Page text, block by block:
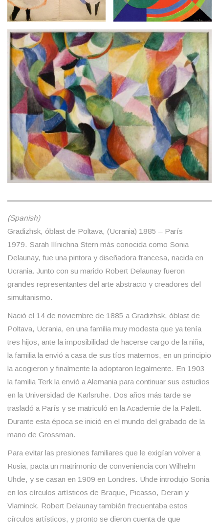
(Spanish)
Gradizhsk, óblast de Poltava, (Ucrania) 1885 – París
1979. Sarah Ilínichna Stern más conocida como Sonia
Delaunay, fue una pintora y diseñadora francesa, nacida en
Ucrania. Junto con su marido Robert Delaunay fueron
grandes representantes del arte abstracto y creadores del
simultanismo.
Nació el 14 de noviembre de 1885 a Gradizhsk, óblast de
Poltava, Ucrania, en una familia muy modesta que ya tenía
tres hijos, ante la imposibilidad de hacerse cargo de la niña,
la familia la envió a casa de sus tíos maternos, en un principio
la acogieron y finalmente la adoptaron legalmente. En 1903
la familia Terk la envió a Alemania para continuar sus estudios
en la Universidad de Karlsruhe. Dos años más tarde se
trasladó a París y se matriculó en la Academie de la Palett.
Durante esta época se inició en el mundo del grabado de la
mano de Grossman.
Para evitar las presiones familiares que le exigían volver a
Rusia, pacta un matrimonio de conveniencia con Wilhelm
Uhde, y se casan en 1909 en Londres. Uhde introdujo Sonia
en los círculos artísticos de Braque, Picasso, Derain y
Vlaminck. Robert Delaunay también frecuentaba estos
círculos artísticos, y pronto se dieron cuenta de que